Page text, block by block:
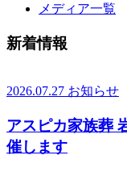
メディア一覧
新着情報
2026.07.27 お知らせ
アスピカ家族葬
催します